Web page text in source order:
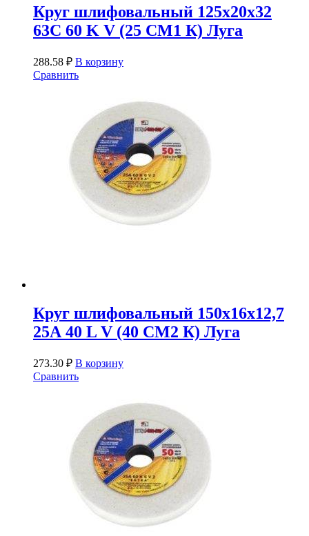
Круг шлифовальный 125х20х32
63С 60 K V (25 СМ1 К) Луга
288.58 ₽ В корзину
Сравнить
Круг шлифовальный 150х16х12,7
25А 40 L V (40 СМ2 К) Луга
273.30 ₽ В корзину
Сравнить